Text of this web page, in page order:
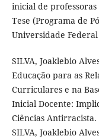
inicial de professoras
Tese (Programa de
Universidade
SILVA, Joaklebio
Educação para as
Curriculares e na
Inicial Docente:
Ciências Antirracista.
SILVA, Joaklebio